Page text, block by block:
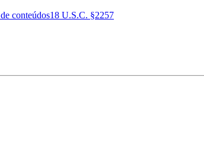
conteúdos18 U.S.C. §2257